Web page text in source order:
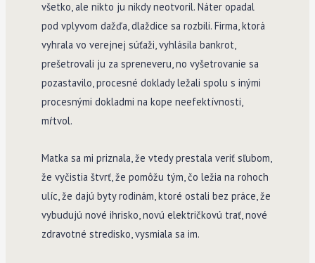
všetko, ale nikto ju nikdy neotvoril. Náter opadal
pod vplyvom dažďa, dlaždice sa rozbili. Firma, ktorá
vyhrala vo verejnej súťaži, vyhlásila bankrot,
prešetrovali ju za spreneveru, no vyšetrovanie sa
pozastavilo, procesné doklady ležali spolu s inými
procesnými dokladmi na kope neefektívnosti,
mŕtvol.
Matka sa mi priznala, že vtedy prestala veriť sľubom,
že vyčistia štvrť, že pomôžu tým, čo ležia na rohoch
ulíc, že dajú byty rodinám, ktoré ostali bez práce, že
vybudujú nové ihrisko, novú električkovú trať, nové
zdravotné stredisko, vysmiala sa im.